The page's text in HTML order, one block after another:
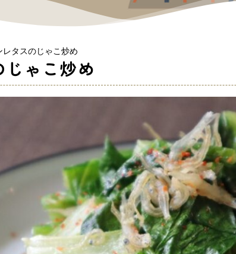
レタスのじゃこ炒め
ゃこ炒め